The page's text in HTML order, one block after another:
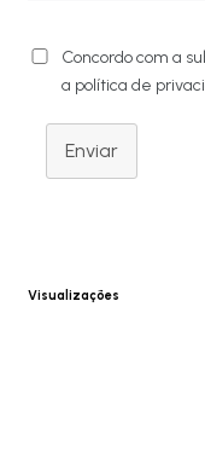
Concordo com a
a política de
Enviar
Visualizações